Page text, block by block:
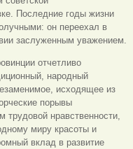
Последние годы жизни
он переехал в
заслуженным уважением.
отчетливо
народный
исходящее из
порывы
нравственности,
миру красоты и
вклад в развитие